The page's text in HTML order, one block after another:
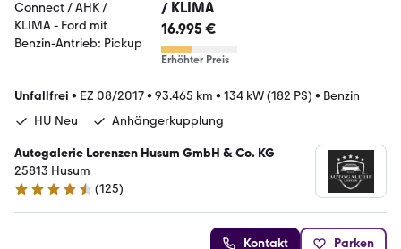
/ KLIMA
16.995 €
Erhöhter Preis
Unfallfrei • EZ 08/2017• 93.465 km • 134 kW (182 PS) • Benzin
HU Neu
Anhängerkupplung
Autogalerie Lorenzen Husum GmbH & Co. KG
25813 Husum
4.3 Sterne
(125)
Kontakt Parken